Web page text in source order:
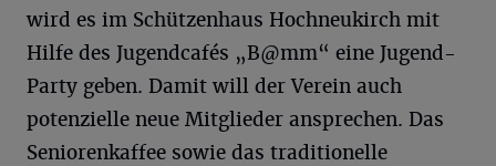
wird es im Schützenhaus Hochneukirch mit
Hilfe des Jugendcafés „B@mm“ eine Jugend-
Party geben. Damit will der Verein auch
potenzielle neue Mitglieder ansprechen. Das
Seniorenkaffee sowie das traditionelle